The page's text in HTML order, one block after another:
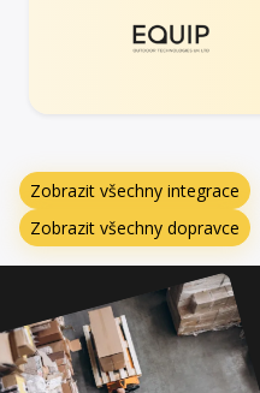
Zobrazit všechny integrace
Zobrazit všechny dopravce